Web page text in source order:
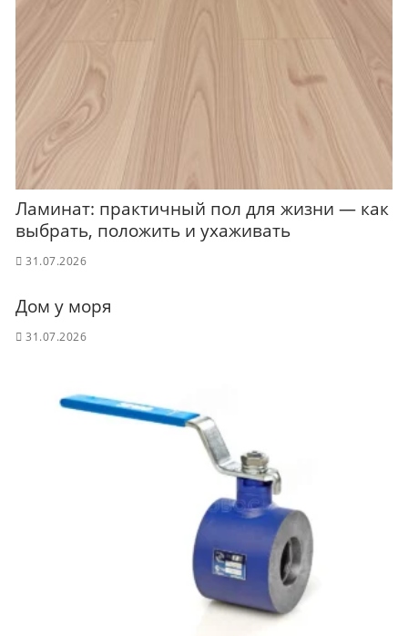
Ламинат: практичный пол для жизни — как
выбрать, положить и ухаживать
31.07.2026
Дом у моря
31.07.2026